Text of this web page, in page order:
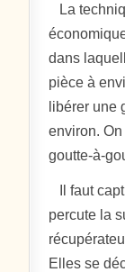
La
dans
pièce à
libérer une
environ.
goutte-à-
Il faut
percute la
Elles se